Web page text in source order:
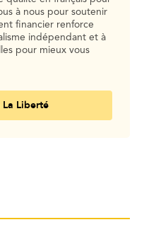
à nous pour soutenir
financier renforce
indépendant et à
pour mieux vous
Liberté